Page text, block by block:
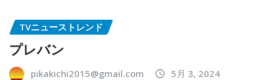
TVニューストレンド
プレバン
pikakichi2015@gmail.com 5月 3, 2024